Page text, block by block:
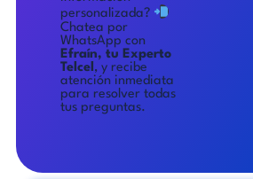
personalizada?
Chatea por
WhatsApp con
Efraín, tu Experto
Telcel , y recibe
atención inmediata
para resolver todas
tus preguntas.